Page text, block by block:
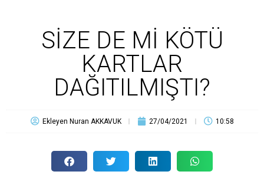
SİZE DE Mİ KÖTÜ
KARTLAR
DAĞITILMIŞTI?
Ekleyen Nuran AKKAVUK 27/04/2021 10:58